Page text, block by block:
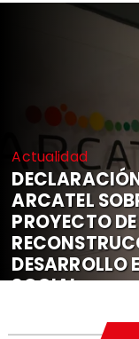
Actualidad
ARCATEL
PROYECTO
SOCIAL